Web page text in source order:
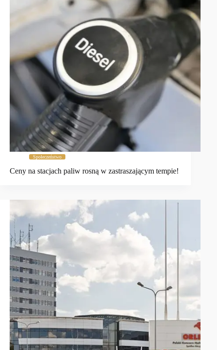
Społeczeństwo
Ceny na stacjach paliw rosną w zastraszającym tempie!